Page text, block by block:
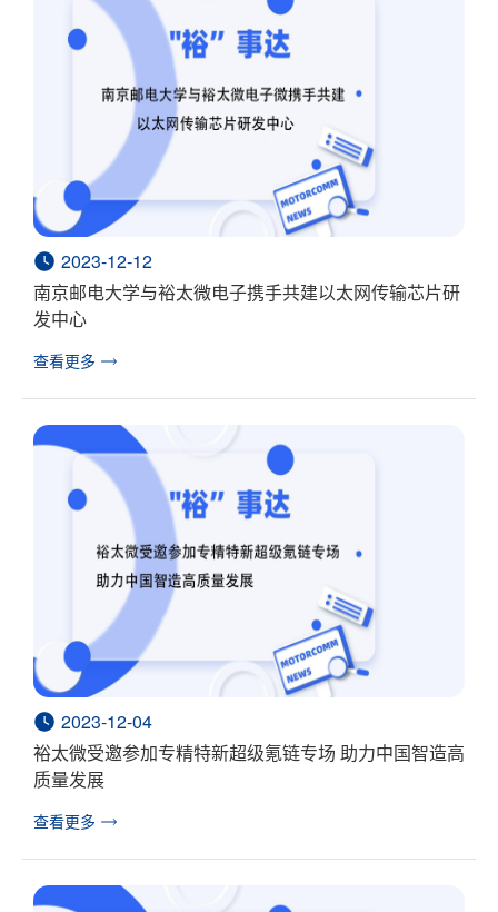
2023-12-12
南京邮电大学与裕太微电子携手共建以太网传输芯片研
发中心
查看更多
2023-12-04
裕太微受邀参加专精特新超级氪链专场 助力中国智造高
质量发展
查看更多